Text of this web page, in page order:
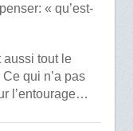
« qu’est-
aussi tout le
qui n’a pas
l’entourage…